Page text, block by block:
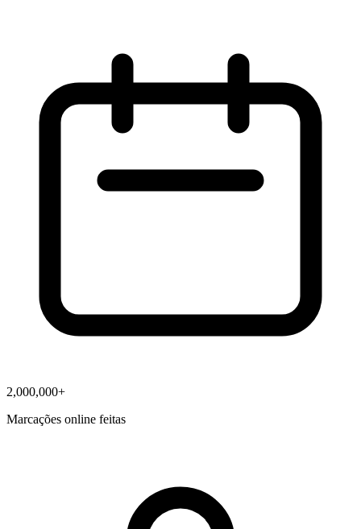
2,000,000+
Marcações online feitas